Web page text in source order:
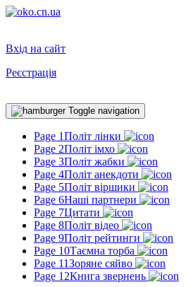
Вхід на сайт
Реєстрація
Toggle navigation
Page 1Політ лінки
Page 2Політ імхо
Page 3Політ жабки
Page 4Політ анекдоти
Page 5Політ віршики
Page 6Наші партнери
Page 7Цитати
Page 8Політ відео
Page 9Політ рейтинги
Page 10Таємна торба
Page 11Зоряне сяйво
Page 12Книга звернень